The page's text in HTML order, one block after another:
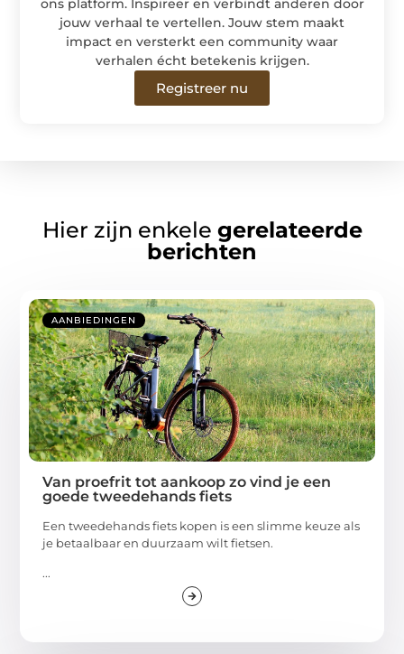
ons platform. Inspireer en verbindt anderen door
jouw verhaal te vertellen. Jouw stem maakt
impact en versterkt een community waar
verhalen écht betekenis krijgen.
Registreer nu
Hier zijn enkele gerelateerde
berichten
AANBIEDINGEN
Van proefrit tot aankoop zo vind je een
goede tweedehands fiets
Een tweedehands fiets kopen is een slimme keuze als
je betaalbaar en duurzaam wilt fietsen.
...